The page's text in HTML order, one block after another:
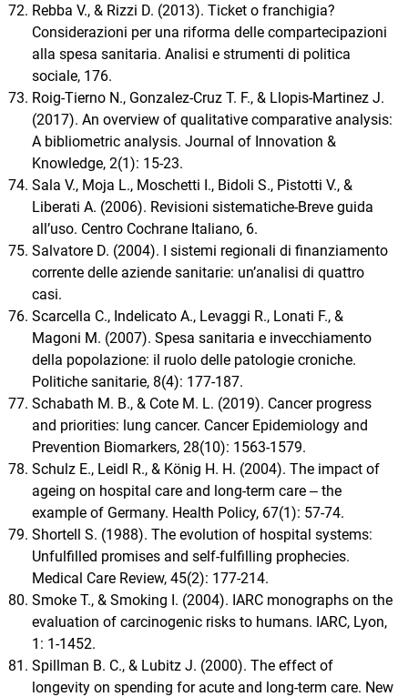
Rebba V., & Rizzi D. (2013). Ticket o franchigia?
Considerazioni per una riforma delle compartecipazioni
alla spesa sanitaria. Analisi e strumenti di politica
sociale, 176.
Roig-Tierno N., Gonzalez-Cruz T. F., & Llopis-Martinez J.
(2017). An overview of qualitative comparative analysis:
A bibliometric analysis. Journal of Innovation &
Knowledge, 2(1): 15-23.
Sala V., Moja L., Moschetti I., Bidoli S., Pistotti V., &
Liberati A. (2006). Revisioni sistematiche-Breve guida
all’uso. Centro Cochrane Italiano, 6.
Salvatore D. (2004). I sistemi regionali di finanziamento
corrente delle aziende sanitarie: un’analisi di quattro
casi.
Scarcella C., Indelicato A., Levaggi R., Lonati F., &
Magoni M. (2007). Spesa sanitaria e invecchiamento
della popolazione: il ruolo delle patologie croniche.
Politiche sanitarie, 8(4): 177-187.
Schabath M. B., & Cote M. L. (2019). Cancer progress
and priorities: lung cancer. Cancer Epidemiology and
Prevention Biomarkers, 28(10): 1563-1579.
Schulz E., Leidl R., & König H. H. (2004). The impact of
ageing on hospital care and long-term care ‒ the
example of Germany. Health Policy, 67(1): 57-74.
Shortell S. (1988). The evolution of hospital systems:
Unfulfilled promises and self-fulfilling prophecies.
Medical Care Review, 45(2): 177-214.
Smoke T., & Smoking I. (2004). IARC monographs on the
evaluation of carcinogenic risks to humans. IARC, Lyon,
1: 1-1452.
Spillman B. C., & Lubitz J. (2000). The effect of
longevity on spending for acute and long-term care. New